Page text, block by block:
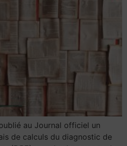
au Journal officiel un
de calculs du diagnostic de